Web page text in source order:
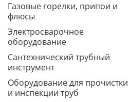
Газовые горелки, припои и
флюсы
Электросварочное
оборудование
Сантехнический трубный
инструмент
Оборудование для прочистки
и инспекции труб